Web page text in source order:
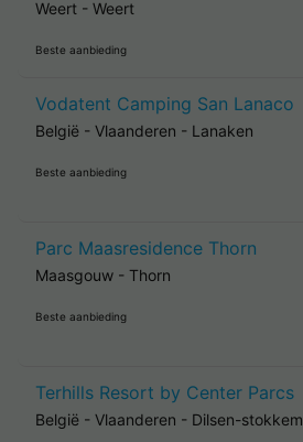
Weert - Weert
Beste aanbieding
Vodatent Camping San Lanaco
België - Vlaanderen - Lanaken
Beste aanbieding
Parc Maasresidence Thorn
Maasgouw - Thorn
Beste aanbieding
Terhills Resort by Center Parcs
België - Vlaanderen - Dilsen-stokkem